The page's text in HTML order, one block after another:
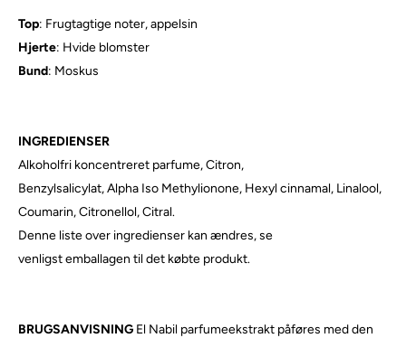
Top: Frugtagtige noter, appelsin
Hjerte: Hvide blomster
Bund: Moskus
INGREDIENSER
Alkoholfri koncentreret parfume, Citron,
Benzylsalicylat, Alpha Iso Methylionone, Hexyl cinnamal, Linalool,
Coumarin, Citronellol, Citral.
Denne liste over ingredienser kan ændres, se
venligst emballagen til det købte produkt.
BRUGSANVISNING El Nabil parfumeekstrakt påføres med den